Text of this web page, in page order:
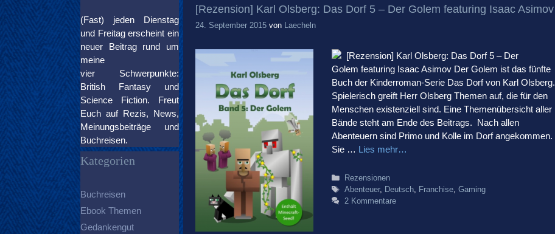
[Rezension] Karl Olsberg: Das Dorf 5 – Der Golem featuring Isaac Asimov
24. September 2015 von Laecheln
[Rezension] Karl Olsberg: Das Dorf 5 – Der
Golem featuring Isaac Asimov Der Golem ist das fünfte
Buch der Kinderroman-Serie Das Dorf von Karl Olsberg.
Spielerisch greift Herr Olsberg Themen auf, die für den
Menschen existenziell sind. Eine Themenübersicht aller
Bände steht am Ende des Beitrags. Nach allen
Abenteuern sind Primo und Kolle im Dorf angekommen.
Sie … Lies mehr…
Kategorien
Rezensionen
Schlagwörter
Abenteuer, Deutsch, Franchise, Gaming
2 Kommentare
(Fast) jeden Dienstag
und Freitag erscheint ein
neuer Beitrag rund um
meine
vier Schwerpunkte:
British Fantasy und
Science Fiction. Freut
Euch auf Rezis, News,
Meinungsbeiträge und
Buchreisen.
Kategorien
Buchreisen
Ebook Themen
Gedankengut